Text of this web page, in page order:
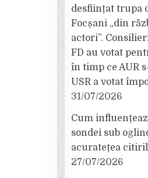
desființat trupa
Focșani „din
actori”.
FD au votat
în timp ce AUR
USR a votat
31/07/2026
Cum
sondei sub
acuratețea
27/07/2026